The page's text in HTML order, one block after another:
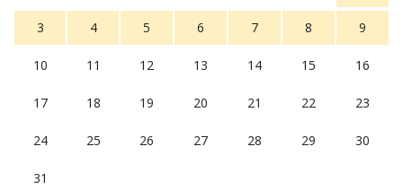
3 4 5 6 7 8 9
10 11 12 13 14 15 16
17 18 19 20 21 22 23
24 25 26 27 28 29 30
31